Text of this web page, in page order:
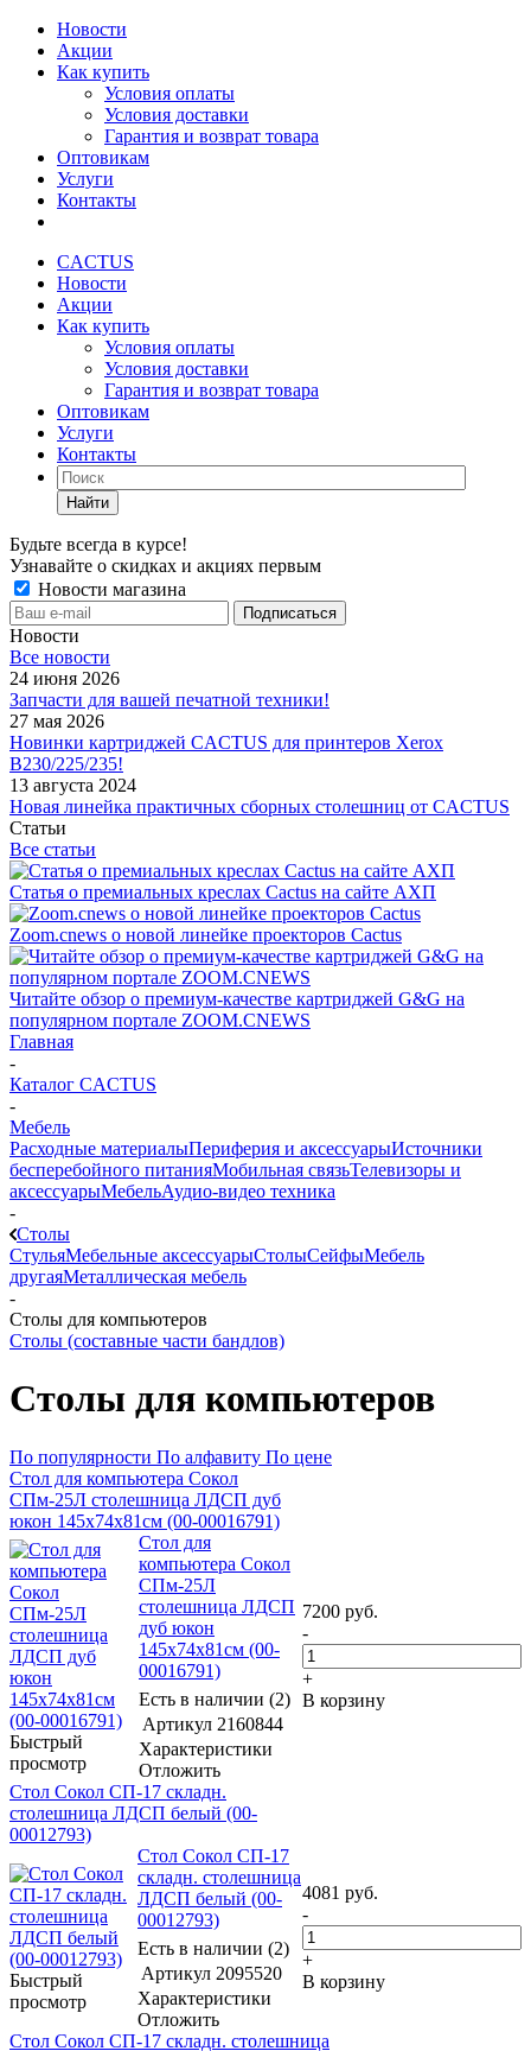
Новости
Акции
Как купить
Условия оплаты
Условия доставки
Гарантия и возврат товара
Оптовикам
Услуги
Контакты
CACTUS
Новости
Акции
Как купить
Условия оплаты
Условия доставки
Гарантия и возврат товара
Оптовикам
Услуги
Контакты
Найти
Будьте всегда в курсе!
Узнавайте о скидках и акциях первым
Новости магазина
Новости
Все новости
24 июня 2026
Запчасти для вашей печатной техники!
27 мая 2026
Новинки картриджей CACTUS для принтеров Xerox
B230/225/235!
13 августа 2024
Новая линейка практичных сборных столешниц от CACTUS
Статьи
Все статьи
Статья о премиальных креслах Cactus на сайте АХП
Zoom.cnews о новой линейке проекторов Cactus
Читайте обзор о премиум-качестве картриджей G&G на
популярном портале ZOOM.CNEWS
Главная
-
Каталог CACTUS
-
Мебель
Расходные материалыПериферия и аксессуарыИсточники
бесперебойного питанияМобильная связьТелевизоры и
аксессуарыМебельАудио-видео техника
-
Столы
СтульяМебельные аксессуарыСтолыСейфыМебель
другаяМеталлическая мебель
-
Столы для компьютеров
Столы (составные части бандлов)
Столы для компьютеров
По популярности По алфавиту По цене
Стол для компьютера Сокол
СПм-25Л столешница ЛДСП дуб
юкон 145x74x81см (00-00016791)
Быстрый
просмотр
Стол для
компьютера Сокол
СПм-25Л
столешница ЛДСП
дуб юкон
145x74x81см (00-
00016791)
Есть в наличии (2)
Артикул 2160844
Характеристики
Отложить
7200 руб.
-
+
В корзину
Стол Сокол СП-17 складн.
столешница ЛДСП белый (00-
00012793)
Быстрый
просмотр
Стол Сокол СП-17
складн. столешница
ЛДСП белый (00-
00012793)
Есть в наличии (2)
Артикул 2095520
Характеристики
Отложить
4081 руб.
-
+
В корзину
Стол Сокол СП-17 складн. столешница